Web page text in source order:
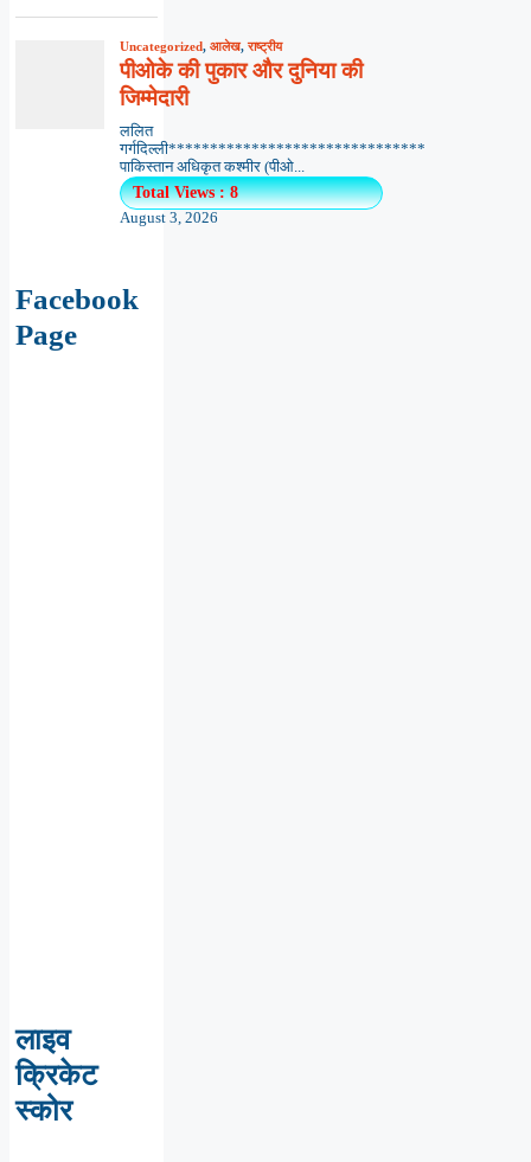
Uncategorized, आलेख,राष्ट्रीय
पीओके की पुकार और दुनिया की
जिम्मेदारी
ललित
गर्गदिल्ली*******************************
पाकिस्तान अधिकृत कश्मीर (पीओ...
Total Views : 8
August 3, 2026
Facebook
Page
लाइव
क्रिकेट
स्कोर